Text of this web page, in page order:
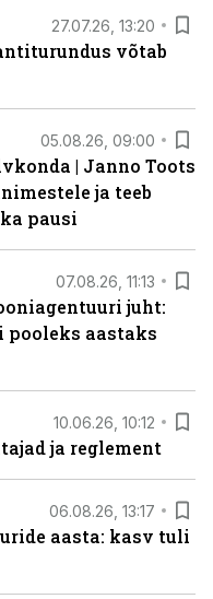
27.07.26, 13:20
võtab
05.08.26, 09:00
| Janno Toots
ja teeb
pausi
07.08.26, 11:13
juht:
pooleks aastaks
10.06.26, 10:12
ja reglement
06.08.26, 13:17
aasta: kasv tuli